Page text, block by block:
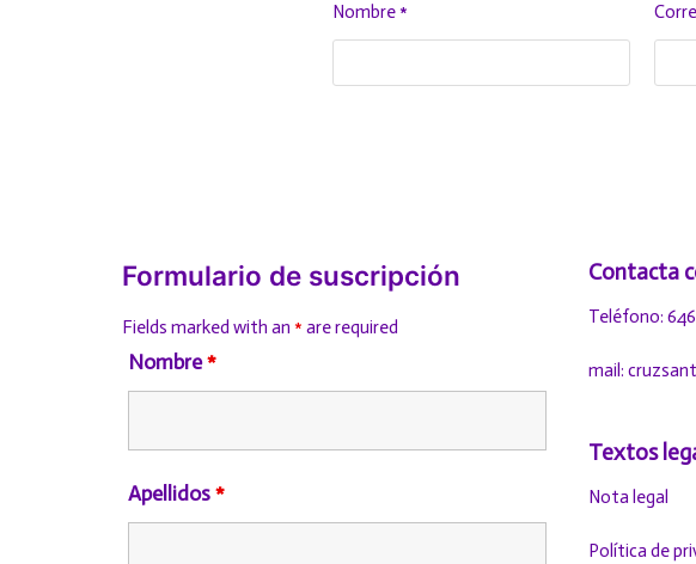
Nombre*
Formulario de suscripción
Fields marked with an * are required
Nombre*
Apellidos*
Contacta
Teléfono:
mail:
Textos
Nota legal
Política de